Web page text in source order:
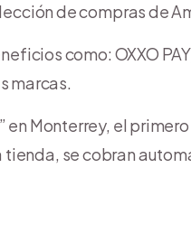
de compras de
como: OXXO
marcas.
en Monterrey, el
se cobran